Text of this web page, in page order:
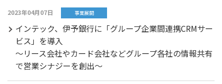
2023年04月07日 事業展開
インテック、伊予銀行に「グループ企業間連携CRMサー
ビス」を導入
～リース会社やカード会社などグループ各社の情報共有
で営業シナジーを創出～